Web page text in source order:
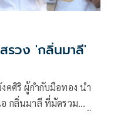
รวง 'กลิ่นมาลี'
คศิริ ผู้กำกับมือทอง นำ
าลี ที่มัดรวม